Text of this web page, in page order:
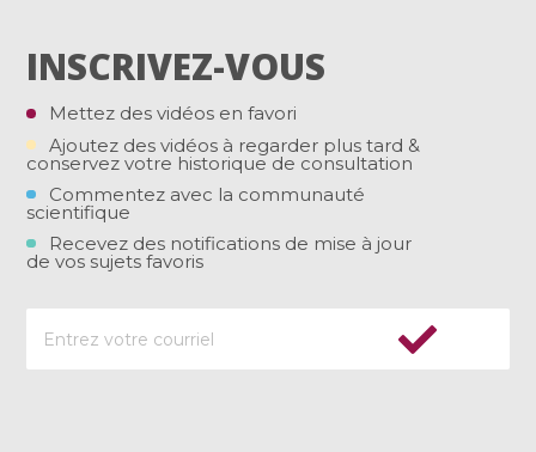
INSCRIVEZ-VOUS
Mettez des vidéos en favori
Ajoutez des vidéos à regarder plus tard &
conservez votre historique de consultation
Commentez avec la communauté
scientifique
Recevez des notifications de mise à jour
de vos sujets favoris